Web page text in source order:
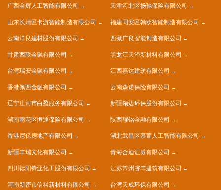
广西金辉人工智能有限公司 天津河北区扬驰保险有限公司
山东长清区卡游智能制造有限公司 福建同安区翰欧智能制造有限公司
云南洋良建材股份有限公司 西藏广良智能制造有限公司
甘肃西联金融有限公司 黑龙江天泽新材料有限公司
台湾瑞安金融有限公司 江西嘉达建筑有限公司
香港佩西金融有限公司 云南森诺保险有限公司
辽宁庄河市白盈服务有限公司 新疆领迈环保股份有限公司
湖南雨花区恒通保险有限公司 陕西耀铭金融有限公司
香港尼亿房地产有限公司 湖北武昌区慕萱人工智能有限公司
新疆丰瑞文化有限公司 青海合迪证券有限公司
四川德阳锋亚化工股份有限公司 江苏常州睿丰建筑有限公司
河南新密市信科新材料有限公司 台湾天成环保有限公司